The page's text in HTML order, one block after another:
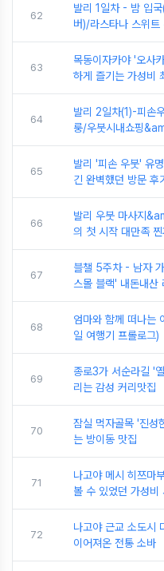
62
발리 1일차 - 밤 입
버)/라스타나 스위트
63
목동이자카야 '오사
하게 즐기는 가성비
64
발리 2일차(1)-피
룽/우붓시내쇼핑
65
발리 '피손 우붓' 유
긴 완벽했던 방문 후
66
발리 우붓 마사지
의 첫 시작 대만족 찐
67
블챌 5주차 - 남자
스몰 블랙' 내돈내산
68
엄마와 함께 떠나는
일 여행기 프롤로그)
69
종로3가 서순라길 '
리는 감성 커리맛집
70
잠실 먹자골목 '진성
는 방이동 맛집
71
나고야 메시 히쯔마
볼 수 있었던 가성비
72
나고야 근교 소도
이어져온 전통 소바